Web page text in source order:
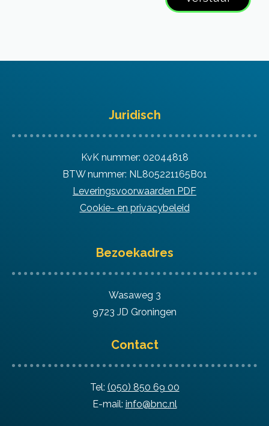
Juridisch
KvK nummer: 02044818
BTW nummer: NL805221165B01
Leveringsvoorwaarden PDF
Cookie- en privacybeleid
Bezoekadres
Wasaweg 3
9723 JD Groningen
Contact
Tel: (050) 850 69 00
E-mail: info@bnc.nl